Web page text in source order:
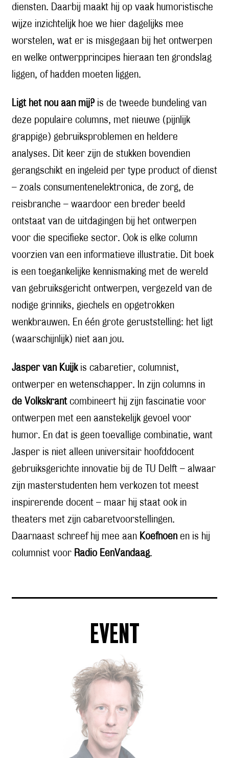
diensten. Daarbij maakt hij op vaak humoristische
wijze inzichtelijk hoe we hier dagelijks mee
worstelen, wat er is misgegaan bij het ontwerpen
en welke ontwerpprincipes hieraan ten grondslag
liggen, of hadden moeten liggen.
Ligt het nou aan mij? is de tweede bundeling van
deze populaire columns, met nieuwe (pijnlijk
grappige) gebruiksproblemen en heldere
analyses. Dit keer zijn de stukken bovendien
gerangschikt en ingeleid per type product of dienst
– zoals consumentenelektronica, de zorg, de
reisbranche – waardoor een breder beeld
ontstaat van de uitdagingen bij het ontwerpen
voor die specifieke sector. Ook is elke column
voorzien van een informatieve illustratie. Dit boek
is een toegankelijke kennismaking met de wereld
van gebruiksgericht ontwerpen, vergezeld van de
nodige grinniks, giechels en opgetrokken
wenkbrauwen. En één grote geruststelling: het ligt
(waarschijnlijk) niet aan jou.
Jasper van Kuijk is cabaretier, columnist,
ontwerper en wetenschapper. In zijn columns in
de Volkskrant combineert hij zijn fascinatie voor
ontwerpen met een aanstekelijk gevoel voor
humor. En dat is geen toevallige combinatie, want
Jasper is niet alleen universitair hoofddocent
gebruiksgerichte innovatie bij de TU Delft – alwaar
zijn masterstudenten hem verkozen tot meest
inspirerende docent – maar hij staat ook in
theaters met zijn cabaretvoorstellingen.
Daarnaast schreef hij mee aan Koefnoen en is hij
columnist voor Radio EenVandaag.
EVENT